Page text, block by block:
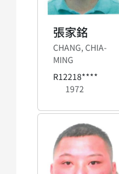
張家銘
CHANG, CHIA-
MING
R12218****
1972